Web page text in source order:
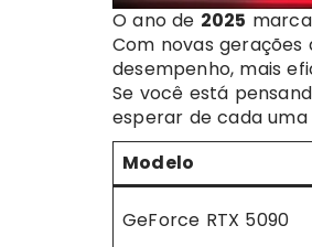
O ano de 2025
Com novas
desempenho, mais
Se você está
esperar de cada uma
Modelo
GeForce RTX 5090